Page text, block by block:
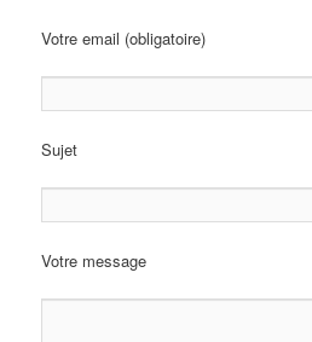
Votre email (obligatoire)
Sujet
Votre message